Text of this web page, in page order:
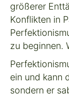
größerer
Konflikten in
zu beginnen.
ein und kann
sondern er